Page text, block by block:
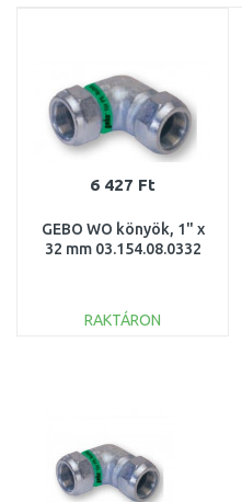
6 427 Ft
GEBO WO könyök, 1" x
32 mm 03.154.08.0332
RAKTÁRON